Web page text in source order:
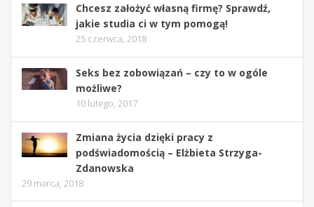
Chcesz założyć własną firmę? Sprawdź,
jakie studia ci w tym pomogą!
25 czerwca, 2018
Seks bez zobowiązań – czy to w ogóle
możliwe?
10 lutego, 2017
Zmiana życia dzięki pracy z
podświadomością – Elżbieta Strzyga-
Zdanowska
29 marca, 2018